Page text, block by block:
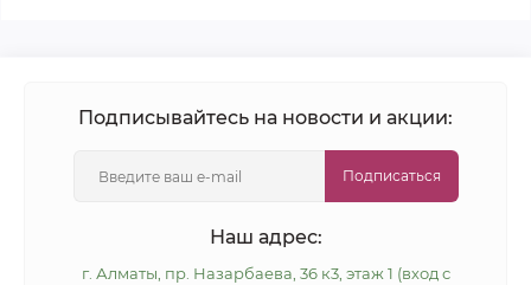
Подписывайтесь на новости и акции:
Подписаться
Наш адрес:
г. Алматы, пр. Назарбаева, 36 к3, этаж 1 (вход с